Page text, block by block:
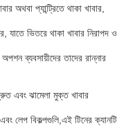
প্যান্ট্রিতে থাকা খাবার,
যাতে ভিতরে থাকা খাবার নিরাপদ ও
ব্যবসায়ীদের তাদের রান্নার
এবং ঝামেলা মুক্ত খাবার
লেপ বিকল্পগুলি,এই টিনের ক্যানটি